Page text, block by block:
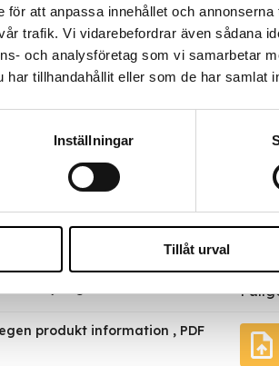
för att anpassa innehållet och
trafik. Vi vidarebefordrar även sådana
och analysföretag som vi samarbetar
har tillhandahållit eller som de har samlat
Inställningar
Tillåt urval
per parti 12
försäljningsenhet 10kg
produkt information , PDF